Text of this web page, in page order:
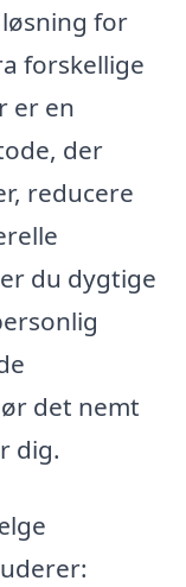
for
forskellige
er en
der
reducere
du dygtige
det nemt
dig.